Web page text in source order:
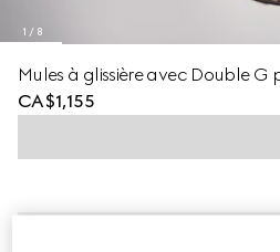
1 / 8
Mules à glissière avec Double G
CA$1,155